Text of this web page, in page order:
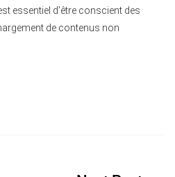
essentiel d’être conscient des
de contenus non